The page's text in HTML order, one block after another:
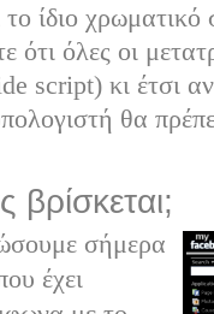
το ίδιο
όλες οι
script) κι έτσι αν
θα
βρίσκεται;
σήμερα
έχει